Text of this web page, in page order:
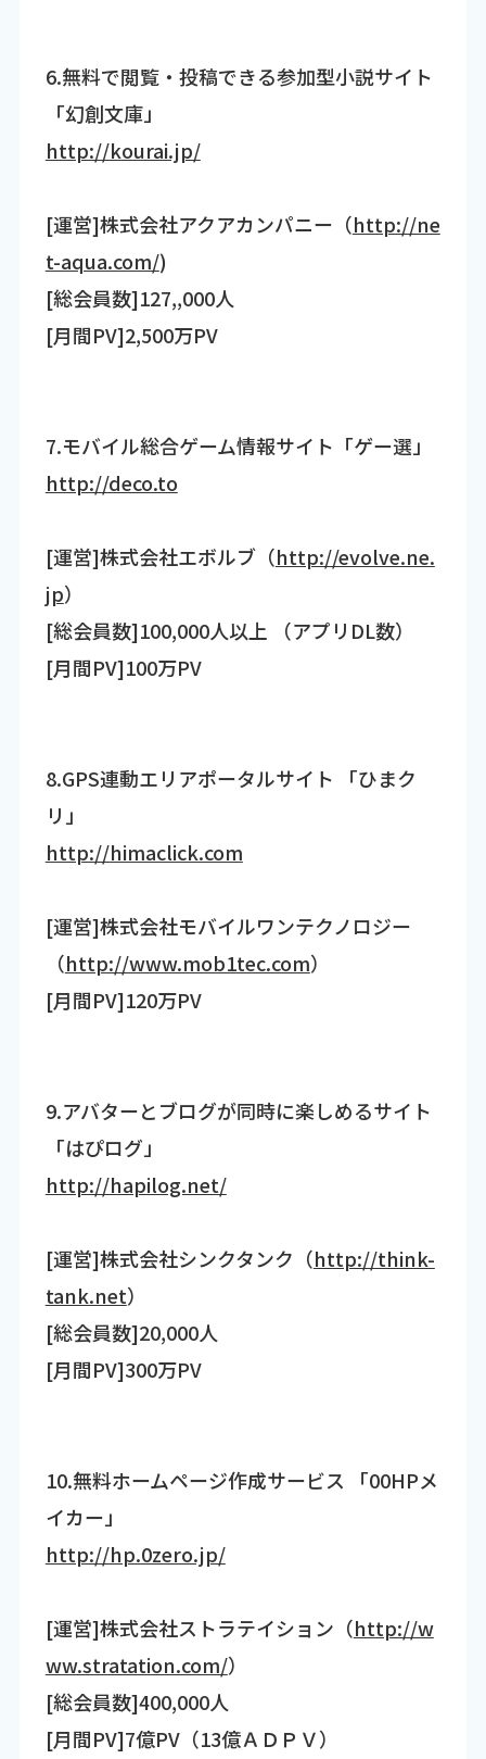
6.無料で閲覧・投稿できる参加型小説サイト
「幻創文庫」
http://kourai.jp/
[運営]株式会社アクアカンパニー（http://ne
t-aqua.com/)
[総会員数]127,,000人
[月間PV]2,500万PV
7.モバイル総合ゲーム情報サイト「ゲー選」
http://deco.to
[運営]株式会社エボルブ（http://evolve.ne.
jp）
[総会員数]100,000人以上 （アプリDL数）
[月間PV]100万PV
8.GPS連動エリアポータルサイト 「ひまク
リ」
http://himaclick.com
[運営]株式会社モバイルワンテクノロジー
（http://www.mob1tec.com）
[月間PV]120万PV
9.アバターとブログが同時に楽しめるサイト
「はぴログ」
http://hapilog.net/
[運営]株式会社シンクタンク（http://think-
tank.net）
[総会員数]20,000人
[月間PV]300万PV
10.無料ホームページ作成サービス 「00HPメ
イカー」
http://hp.0zero.jp/
[運営]株式会社ストラテイション（http://w
ww.stratation.com/）
[総会員数]400,000人
[月間PV]7億PV（13億ＡＤＰＶ）